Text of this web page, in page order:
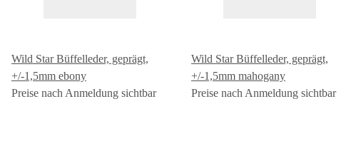
Wild Star Büffelleder, geprägt,
+/-1,5mm ebony
Preise nach Anmeldung sichtbar
Wild Star Büffelleder, geprägt,
+/-1,5mm mahogany
Preise nach Anmeldung sichtbar